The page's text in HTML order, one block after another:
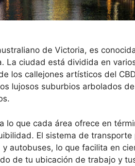
de Victoria, es
La ciudad está dividida en
los callejones artísticos del
lujosos suburbios arbolados
lo que cada área ofrece en
El sistema de transporte
autobuses, lo que facilita en
de tu ubicación de trabajo y